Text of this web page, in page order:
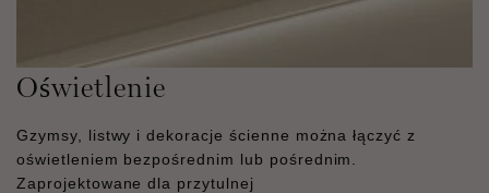
Oświetlenie
Gzymsy, listwy i dekoracje ścienne można łączyć z
oświetleniem bezpośrednim lub pośrednim.
Zaprojektowane dla przytulnej